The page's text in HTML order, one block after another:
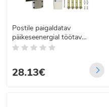
Postile paigaldatav
päikeseenergial töötav
tänavavalgusti
hämarusanduriga, 300 W,
299 LED
28.13€